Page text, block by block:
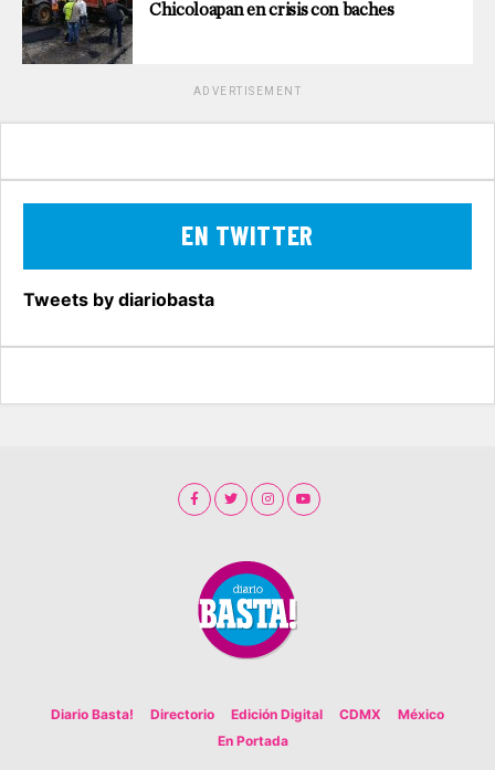
Chicoloapan en crisis con baches
ADVERTISEMENT
EN TWITTER
Tweets by diariobasta
Diario Basta! Directorio Edición Digital CDMX
México
En Portada